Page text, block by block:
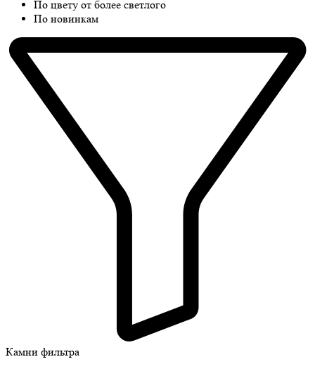
По цвету от более светлого
По новинкам
Камни фильтра